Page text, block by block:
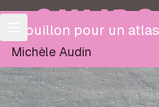
OULIPO
Brouillon pour un atlas
Michèle Audin